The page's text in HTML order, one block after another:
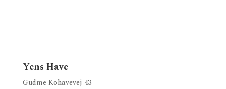
Yens Have
Gudme Kohavevej 43